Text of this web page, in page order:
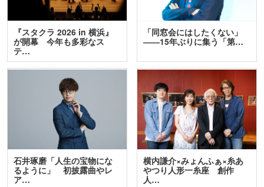
『スタクラ 2026 in 横浜』
が開幕 今年も多彩なス
テ…
「同窓会にはしたくない」
――15年ぶりに集う「第…
石井琢磨「人生の宝物にな
るように」 初披露曲やレ
ア…
横内謙介×みょんふぁ×糸あ
やつり人形一糸座 創作
人…